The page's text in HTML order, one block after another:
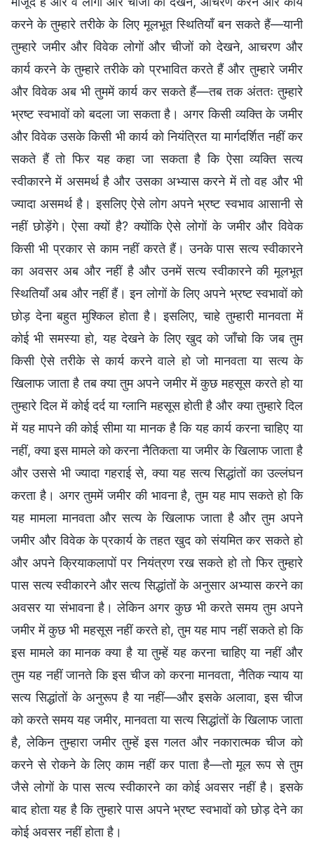
करने के तुम्हारे तरीके के लिए मूलभूत स्थितियाँ बन सकते हैं—यानी
तुम्हारे जमीर और विवेक लोगों और चीजों को देखने, आचरण और
कार्य करने के तुम्हारे तरीके को प्रभावित करते हैं और तुम्हारे जमीर
और विवेक अब भी तुममें कार्य कर सकते हैं—तब तक अंततः तुम्हारे
भ्रष्ट स्वभावों को बदला जा सकता है। अगर किसी व्यक्ति के जमीर
और विवेक उसके किसी भी कार्य को नियंत्रित या मार्गदर्शित नहीं कर
सकते हैं तो फिर यह कहा जा सकता है कि ऐसा व्यक्ति सत्य
स्वीकारने में असमर्थ है और उसका अभ्यास करने में तो वह और भी
ज्यादा असमर्थ है। इसलिए ऐसे लोग अपने भ्रष्ट स्वभाव आसानी से
नहीं छोड़ेंगे। ऐसा क्यों है? क्योंकि ऐसे लोगों के जमीर और विवेक
किसी भी प्रकार से काम नहीं करते हैं। उनके पास सत्य स्वीकारने
का अवसर अब और नहीं है और उनमें सत्य स्वीकारने की मूलभूत
स्थितियाँ अब और नहीं हैं। इन लोगों के लिए अपने भ्रष्ट स्वभावों को
छोड़ देना बहुत मुश्किल होता है। इसलिए, चाहे तुम्हारी मानवता में
कोई भी समस्या हो, यह देखने के लिए खुद को जाँचो कि जब तुम
किसी ऐसे तरीके से कार्य करने वाले हो जो मानवता या सत्य के
खिलाफ जाता है तब क्या तुम अपने जमीर में कुछ महसूस करते हो या
तुम्हारे दिल में कोई दर्द या ग्लानि महसूस होती है और क्या तुम्हारे दिल
में यह मापने की कोई सीमा या मानक है कि यह कार्य करना चाहिए या
नहीं, क्या इस मामले को करना नैतिकता या जमीर के खिलाफ जाता है
और उससे भी ज्यादा गहराई से, क्या यह सत्य सिद्धांतों का उल्लंघन
करता है। अगर तुममें जमीर की भावना है, तुम यह माप सकते हो कि
यह मामला मानवता और सत्य के खिलाफ जाता है और तुम अपने
जमीर और विवेक के प्रकार्य के तहत खुद को संयमित कर सकते हो
और अपने क्रियाकलापों पर नियंत्रण रख सकते हो तो फिर तुम्हारे
पास सत्य स्वीकारने और सत्य सिद्धांतों के अनुसार अभ्यास करने का
अवसर या संभावना है। लेकिन अगर कुछ भी करते समय तुम अपने
जमीर में कुछ भी महसूस नहीं करते हो, तुम यह माप नहीं सकते हो कि
इस मामले का मानक क्या है या तुम्हें यह करना चाहिए या नहीं और
तुम यह नहीं जानते कि इस चीज को करना मानवता, नैतिक न्याय या
सत्य सिद्धांतों के अनुरूप है या नहीं—और इसके अलावा, इस चीज
को करते समय यह जमीर, मानवता या सत्य सिद्धांतों के खिलाफ जाता
है, लेकिन तुम्हारा जमीर तुम्हें इस गलत और नकारात्मक चीज को
करने से रोकने के लिए काम नहीं कर पाता है—तो मूल रूप से तुम
जैसे लोगों के पास सत्य स्वीकारने का कोई अवसर नहीं है। इसके
बाद होता यह है कि तुम्हारे पास अपने भ्रष्ट स्वभावों को छोड़ देने का
कोई अवसर नहीं होता है।